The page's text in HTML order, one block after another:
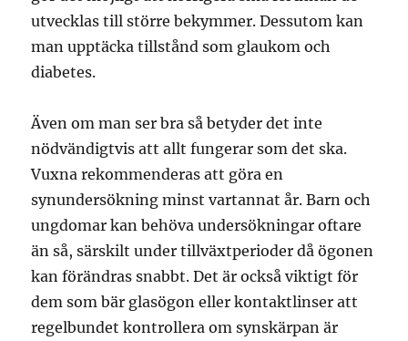
utvecklas till större bekymmer. Dessutom kan
man upptäcka tillstånd som glaukom och
diabetes.
Även om man ser bra så betyder det inte
nödvändigtvis att allt fungerar som det ska.
Vuxna rekommenderas att göra en
synundersökning minst vartannat år. Barn och
ungdomar kan behöva undersökningar oftare
än så, särskilt under tillväxtperioder då ögonen
kan förändras snabbt. Det är också viktigt för
dem som bär glasögon eller kontaktlinser att
regelbundet kontrollera om synskärpan är